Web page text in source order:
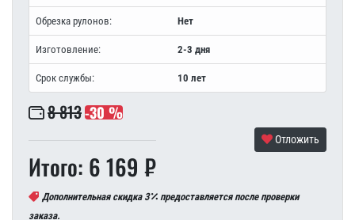
Обрезка рулонов: Нет
Изготовление: 2-3 дня
Срок службы: 10 лет
8 813-30 %
Итого: 6 169 ₽
Отложить
Дополнительная скидка 3
предоставляется после проверки
заказа.